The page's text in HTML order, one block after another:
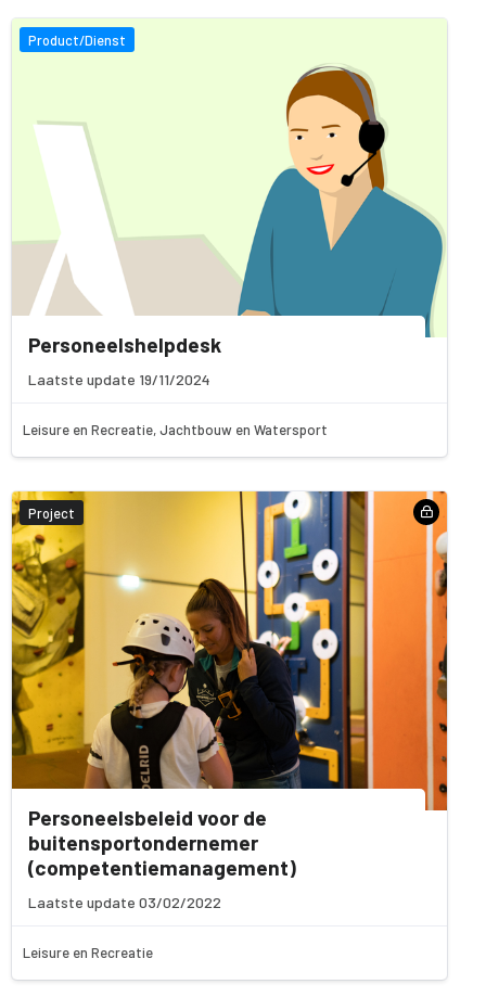
Product/Dienst
Personeelshelpdesk
Laatste update 19/11/2024
Leisure en Recreatie, Jachtbouw en Watersport
Project
Personeelsbeleid voor de
buitensportondernemer
(competentiemanagement)
Laatste update 03/02/2022
Leisure en Recreatie